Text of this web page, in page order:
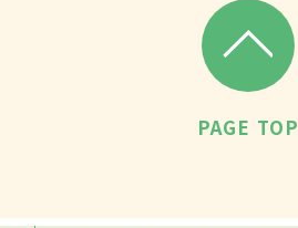
PAGE TOP